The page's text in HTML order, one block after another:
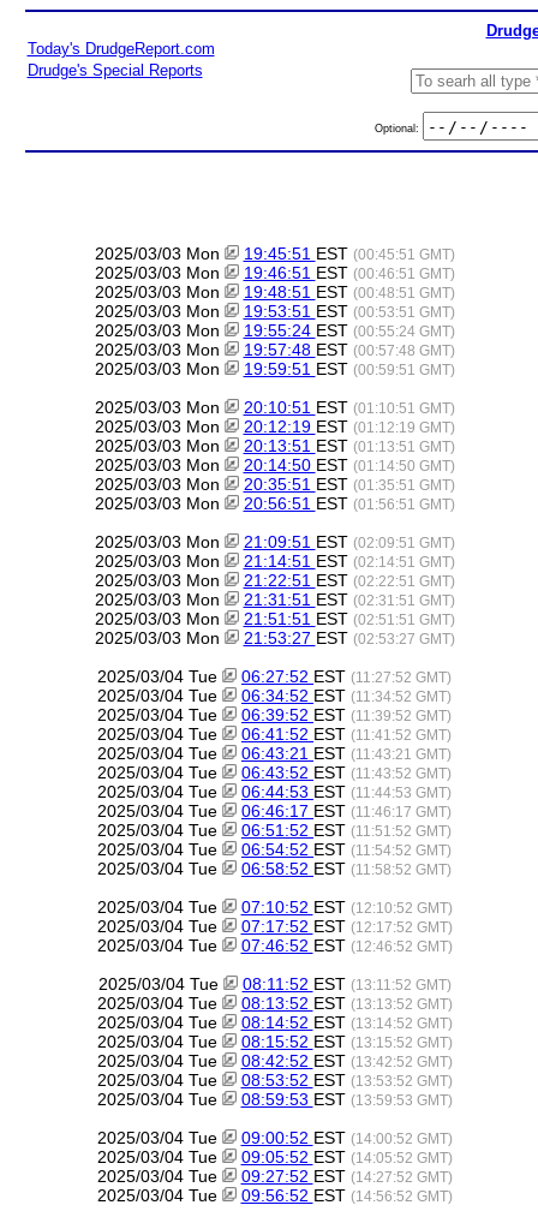
Today's DrudgeReport.com
Drudge's Special Reports
Optional:
2025/03/03 Mon 19:45:51 EST (00:45:51 GMT)
2025/03/03 Mon 19:46:51 EST (00:46:51 GMT)
2025/03/03 Mon 19:48:51 EST (00:48:51 GMT)
2025/03/03 Mon 19:53:51 EST (00:53:51 GMT)
2025/03/03 Mon 19:55:24 EST (00:55:24 GMT)
2025/03/03 Mon 19:57:48 EST (00:57:48 GMT)
2025/03/03 Mon 19:59:51 EST (00:59:51 GMT)
2025/03/03 Mon 20:10:51 EST (01:10:51 GMT)
2025/03/03 Mon 20:12:19 EST (01:12:19 GMT)
2025/03/03 Mon 20:13:51 EST (01:13:51 GMT)
2025/03/03 Mon 20:14:50 EST (01:14:50 GMT)
2025/03/03 Mon 20:35:51 EST (01:35:51 GMT)
2025/03/03 Mon 20:56:51 EST (01:56:51 GMT)
2025/03/03 Mon 21:09:51 EST (02:09:51 GMT)
2025/03/03 Mon 21:14:51 EST (02:14:51 GMT)
2025/03/03 Mon 21:22:51 EST (02:22:51 GMT)
2025/03/03 Mon 21:31:51 EST (02:31:51 GMT)
2025/03/03 Mon 21:51:51 EST (02:51:51 GMT)
2025/03/03 Mon 21:53:27 EST (02:53:27 GMT)
2025/03/04 Tue 06:27:52 EST (11:27:52 GMT)
2025/03/04 Tue 06:34:52 EST (11:34:52 GMT)
2025/03/04 Tue 06:39:52 EST (11:39:52 GMT)
2025/03/04 Tue 06:41:52 EST (11:41:52 GMT)
2025/03/04 Tue 06:43:21 EST (11:43:21 GMT)
2025/03/04 Tue 06:43:52 EST (11:43:52 GMT)
2025/03/04 Tue 06:44:53 EST (11:44:53 GMT)
2025/03/04 Tue 06:46:17 EST (11:46:17 GMT)
2025/03/04 Tue 06:51:52 EST (11:51:52 GMT)
2025/03/04 Tue 06:54:52 EST (11:54:52 GMT)
2025/03/04 Tue 06:58:52 EST (11:58:52 GMT)
2025/03/04 Tue 07:10:52 EST (12:10:52 GMT)
2025/03/04 Tue 07:17:52 EST (12:17:52 GMT)
2025/03/04 Tue 07:46:52 EST (12:46:52 GMT)
2025/03/04 Tue 08:11:52 EST (13:11:52 GMT)
2025/03/04 Tue 08:13:52 EST (13:13:52 GMT)
2025/03/04 Tue 08:14:52 EST (13:14:52 GMT)
2025/03/04 Tue 08:15:52 EST (13:15:52 GMT)
2025/03/04 Tue 08:42:52 EST (13:42:52 GMT)
2025/03/04 Tue 08:53:52 EST (13:53:52 GMT)
2025/03/04 Tue 08:59:53 EST (13:59:53 GMT)
2025/03/04 Tue 09:00:52 EST (14:00:52 GMT)
2025/03/04 Tue 09:05:52 EST (14:05:52 GMT)
2025/03/04 Tue 09:27:52 EST (14:27:52 GMT)
2025/03/04 Tue 09:56:52 EST (14:56:52 GMT)